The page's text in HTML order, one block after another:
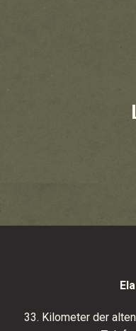
33. Kilometer der